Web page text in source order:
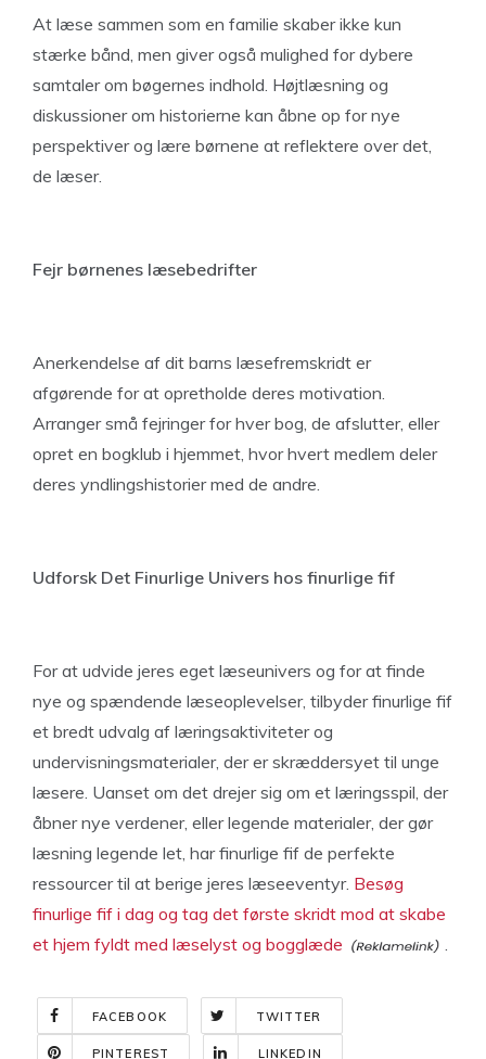
At læse sammen som en familie skaber ikke kun
stærke bånd, men giver også mulighed for dybere
samtaler om bøgernes indhold. Højtlæsning og
diskussioner om historierne kan åbne op for nye
perspektiver og lære børnene at reflektere over det,
de læser.
Fejr børnenes læsebedrifter
Anerkendelse af dit barns læsefremskridt er
afgørende for at opretholde deres motivation.
Arranger små fejringer for hver bog, de afslutter, eller
opret en bogklub i hjemmet, hvor hvert medlem deler
deres yndlingshistorier med de andre.
Udforsk Det Finurlige Univers hos finurlige fif
For at udvide jeres eget læseunivers og for at finde
nye og spændende læseoplevelser, tilbyder finurlige fif
et bredt udvalg af læringsaktiviteter og
undervisningsmaterialer, der er skræddersyet til unge
læsere. Uanset om det drejer sig om et læringsspil, der
åbner nye verdener, eller legende materialer, der gør
læsning legende let, har finurlige fif de perfekte
ressourcer til at berige jeres læseeventyr. Besøg
finurlige fif i dag og tag det første skridt mod at skabe
et hjem fyldt med læselyst og bogglæde
.
FACEBOOK TWITTER
PINTEREST LINKEDIN